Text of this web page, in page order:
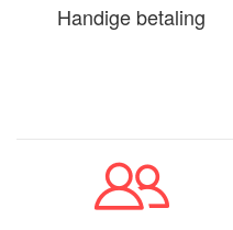
Handige betaling